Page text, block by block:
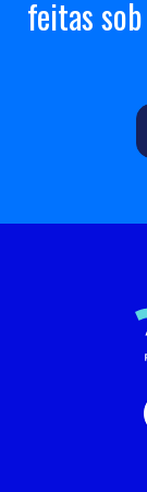
feitas